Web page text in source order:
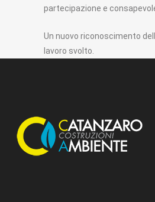
partecipazione e
Un nuovo riconoscimento
lavoro svolto.